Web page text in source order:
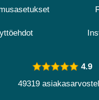
4.9
49319